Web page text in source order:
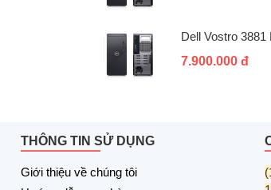
Dell Vostro
7.900.000 đ
THÔNG TIN SỬ DỤNG
Giới thiệu về chúng tôi